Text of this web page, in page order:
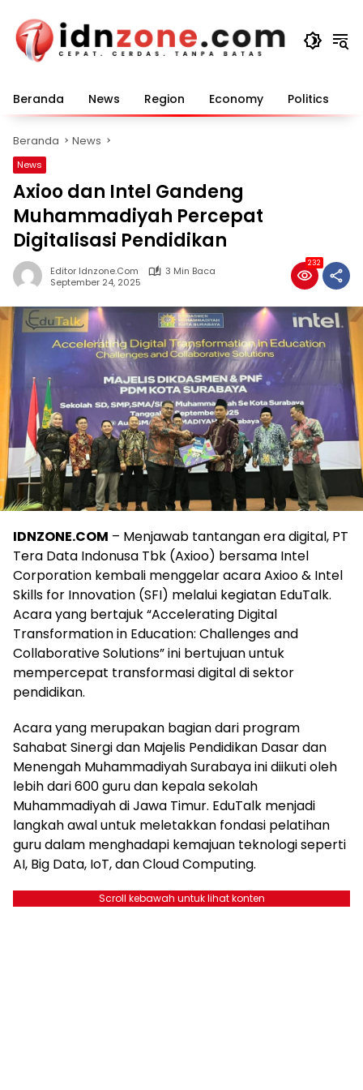
konten
Beranda News Region Economy Politics
Beranda News
News
Axioo dan Intel Gandeng
Muhammadiyah Percepat
Digitalisasi Pendidikan
Editor Idnzone.com
3 Min Baca
September 24, 2025
232
IDNZONE.COM – Menjawab tantangan era digital, PT
Tera Data Indonusa Tbk (Axioo) bersama Intel
Corporation kembali menggelar acara Axioo & Intel
Skills for Innovation (SFI) melalui kegiatan EduTalk.
Acara yang bertajuk “Accelerating Digital
Transformation in Education: Challenges and
Collaborative Solutions” ini bertujuan untuk
mempercepat transformasi digital di sektor
pendidikan.
Acara yang merupakan bagian dari program
Sahabat Sinergi dan Majelis Pendidikan Dasar dan
Menengah Muhammadiyah Surabaya ini diikuti oleh
lebih dari 600 guru dan kepala sekolah
Muhammadiyah di Jawa Timur. EduTalk menjadi
langkah awal untuk meletakkan fondasi pelatihan
guru dalam menghadapi kemajuan teknologi seperti
AI, Big Data, IoT, dan Cloud Computing.
Scroll kebawah untuk lihat konten